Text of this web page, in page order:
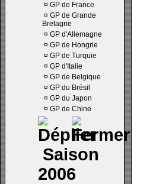
¤ GP de France
¤ GP de Grande
Bretagne
¤ GP d'Allemagne
¤ GP de Hongrie
¤ GP de Turquie
¤ GP d'Italie
¤ GP de Belgique
¤ GP du Brésil
¤ GP du Japon
¤ GP de Chine
Saison
2006